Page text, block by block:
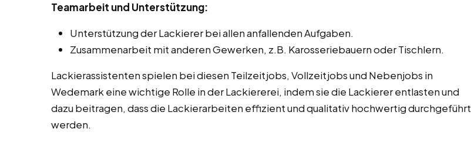
Teamarbeit und Unterstützung:
Unterstützung der Lackierer bei allen anfallenden Aufgaben.
Zusammenarbeit mit anderen Gewerken, z.B. Karosseriebauern oder Tischlern.
Lackierassistenten spielen bei diesen Teilzeitjobs, Vollzeitjobs und Nebenjobs in
Wedemark eine wichtige Rolle in der Lackiererei, indem sie die Lackierer entlasten und
dazu beitragen, dass die Lackierarbeiten effizient und qualitativ hochwertig durchgeführt
werden.